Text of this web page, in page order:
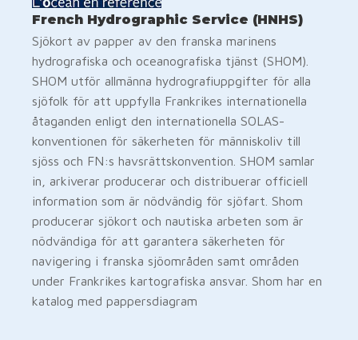
French Hydrographic Service (HNHS)
Sjökort av papper av den franska marinens
hydrografiska och oceanografiska tjänst (SHOM).
SHOM utför allmänna hydrografiuppgifter för alla
sjöfolk för att uppfylla Frankrikes internationella
åtaganden enligt den internationella SOLAS-
konventionen för säkerheten för människoliv till
sjöss och FN:s havsrättskonvention. SHOM samlar
in, arkiverar producerar och distribuerar officiell
information som är nödvändig för sjöfart. Shom
producerar sjökort och nautiska arbeten som är
nödvändiga för att garantera säkerheten för
navigering i franska sjöområden samt områden
under Frankrikes kartografiska ansvar. Shom har en
katalog med pappersdiagram